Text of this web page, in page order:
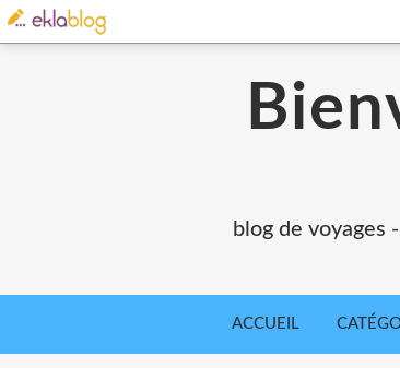
blog de voyages
ACCUEIL